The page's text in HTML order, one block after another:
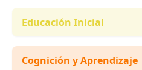
Educación Inicial
Cognición y Aprendizaje